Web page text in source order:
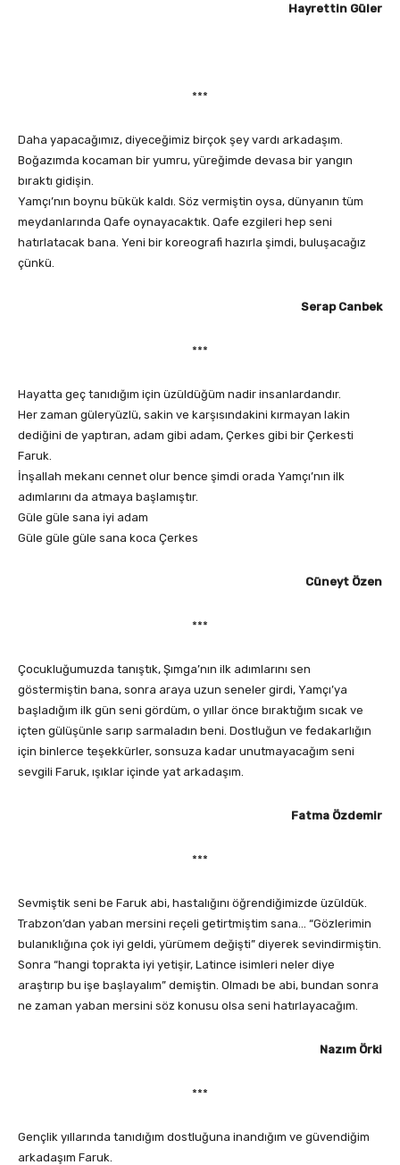
Hayrettin Güler
***
Daha yapacağımız, diyeceğimiz birçok şey vardı arkadaşım.
Boğazımda kocaman bir yumru, yüreğimde devasa bir yangın
bıraktı gidişin.
Yamçı’nın boynu bükük kaldı. Söz vermiştin oysa, dünyanın tüm
meydanlarında Qafe oynayacaktık. Qafe ezgileri hep seni
hatırlatacak bana. Yeni bir koreografi hazırla şimdi, buluşacağız
çünkü.
Serap Canbek
***
Hayatta geç tanıdığım için üzüldüğüm nadir insanlardandır.
Her zaman güleryüzlü, sakin ve karşısındakini kırmayan lakin
dediğini de yaptıran, adam gibi adam, Çerkes gibi bir Çerkesti
Faruk.
İnşallah mekanı cennet olur bence şimdi orada Yamçı’nın ilk
adımlarını da atmaya başlamıştır.
Güle güle sana iyi adam
Güle güle güle sana koca Çerkes
Cüneyt Özen
***
Çocukluğumuzda tanıştık, Şımga’nın ilk adımlarını sen
göstermiştin bana, sonra araya uzun seneler girdi, Yamçı’ya
başladığım ilk gün seni gördüm, o yıllar önce bıraktığım sıcak ve
içten gülüşünle sarıp sarmaladın beni. Dostluğun ve fedakarlığın
için binlerce teşekkürler, sonsuza kadar unutmayacağım seni
sevgili Faruk, ışıklar içinde yat arkadaşım.
Fatma Özdemir
***
Sevmiştik seni be Faruk abi, hastalığını öğrendiğimizde üzüldük.
Trabzon’dan yaban mersini reçeli getirtmiştim sana… “Gözlerimin
bulanıklığına çok iyi geldi, yürümem değişti” diyerek sevindirmiştin.
Sonra “hangi toprakta iyi yetişir, Latince isimleri neler diye
araştırıp bu işe başlayalım” demiştin. Olmadı be abi, bundan sonra
ne zaman yaban mersini söz konusu olsa seni hatırlayacağım.
Nazım Örki
***
Gençlik yıllarında tanıdığım dostluğuna inandığım ve güvendiğim
arkadaşım Faruk.